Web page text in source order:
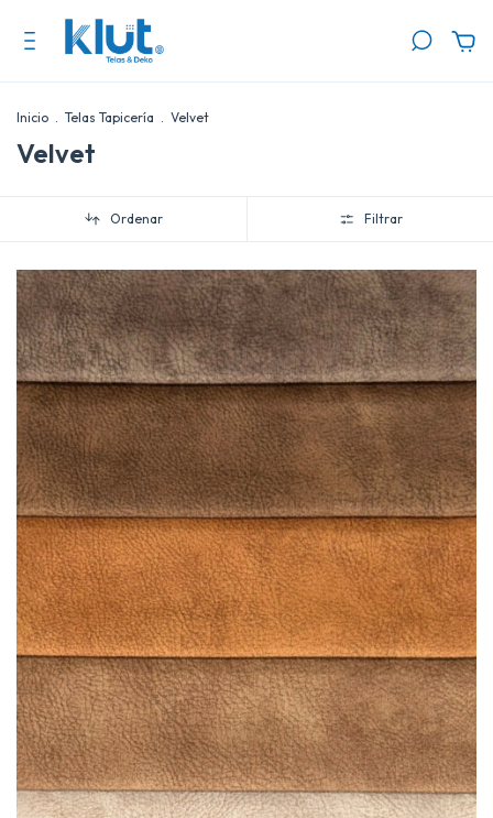
Inicio . Telas Tapicería . Velvet
Velvet
Ordenar Filtrar